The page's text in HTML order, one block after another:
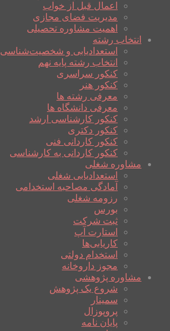
اعمال قبل از خواب
مدیریت فضای مجازی
اهمیت مشاوره تحصیلی
انتخاب رشته
استعدادیابی و شخصیت‌شناسی
انتخاب رشته پایه نهم
کنکور سراسری
کنکور هنر
معرفی رشته ها
معرفی دانشگاه ها
کنکور کارشناسی ارشد
کنکور دکتری
کنکور کاردانی فنی
کنکور کاردانی به کارشناسی
مشاوره شغلی
استعدادیابی شغلی
آمادگی مصاحبه استخدامی
رزومه شغلی
بورس
ثبت شرکت
استارت آپ
کاریابی‌ها
استخدام دولتی
مجوز داروخانه
مشاوره پژوهشی
شروع یک پژوهش
سمینار
پروپوزال
پایان نامه